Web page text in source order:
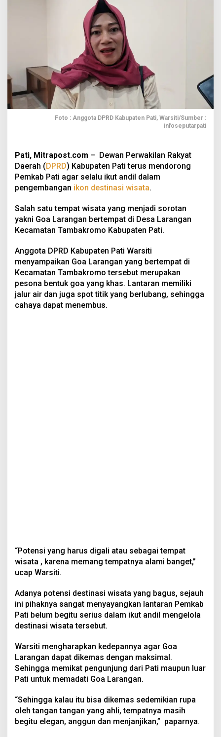
Foto : Anggota DPRD Kabupaten Pati, Warsiti/Sumber :
infoseputarpati
Pati, Mitrapost.com – Dewan Perwakilan Rakyat
Daerah (DPRD) Kabupaten Pati terus mendorong
Pemkab Pati agar selalu ikut andil dalam
pengembangan ikon destinasi wisata.
Salah satu tempat wisata yang menjadi sorotan
yakni Goa Larangan bertempat di Desa Larangan
Kecamatan Tambakromo Kabupaten Pati.
Anggota DPRD Kabupaten Pati Warsiti
menyampaikan Goa Larangan yang bertempat di
Kecamatan Tambakromo tersebut merupakan
pesona bentuk goa yang khas. Lantaran memiliki
jalur air dan juga spot titik yang berlubang, sehingga
cahaya dapat menembus.
“Potensi yang harus digali atau sebagai tempat
wisata , karena memang tempatnya alami banget,”
ucap Warsiti.
Adanya potensi destinasi wisata yang bagus, sejauh
ini pihaknya sangat menyayangkan lantaran Pemkab
Pati belum begitu serius dalam ikut andil mengelola
destinasi wisata tersebut.
Warsiti mengharapkan kedepannya agar Goa
Larangan dapat dikemas dengan maksimal.
Sehingga memikat pengunjung dari Pati maupun luar
Pati untuk memadati Goa Larangan.
“Sehingga kalau itu bisa dikemas sedemikian rupa
oleh tangan tangan yang ahli, tempatnya masih
begitu elegan, anggun dan menjanjikan,” paparnya.